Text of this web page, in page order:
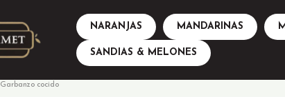
NARANJAS MANDARINAS
SANDIAS & MELONES
Garbanzo cocido